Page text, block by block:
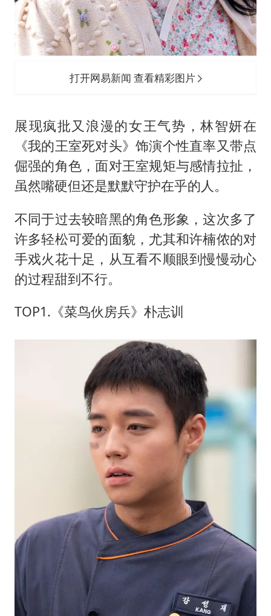
打开网易新闻 查看精彩图片
展现疯批又浪漫的女王气势，林智妍在
《我的王室死对头》饰演个性直率又带点
倔强的角色，面对王室规矩与感情拉扯，
虽然嘴硬但还是默默守护在乎的人。
不同于过去较暗黑的角色形象，这次多了
许多轻松可爱的面貌，尤其和许楠侬的对
手戏火花十足，从互看不顺眼到慢慢动心
的过程甜到不行。
TOP1.《菜鸟伙房兵》朴志训